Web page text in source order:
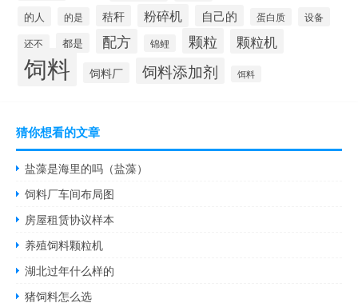
的人 的是 秸秆 粉碎机 自己的 蛋白质 设备
还不 都是 配方 锦鲤 颗粒 颗粒机
饲料 饲料厂 饲料添加剂 饵料
猜你想看的文章
盐藻是海里的吗（盐藻）
饲料厂车间布局图
房屋租赁协议样本
养殖饲料颗粒机
湖北过年什么样的
猪饲料怎么选